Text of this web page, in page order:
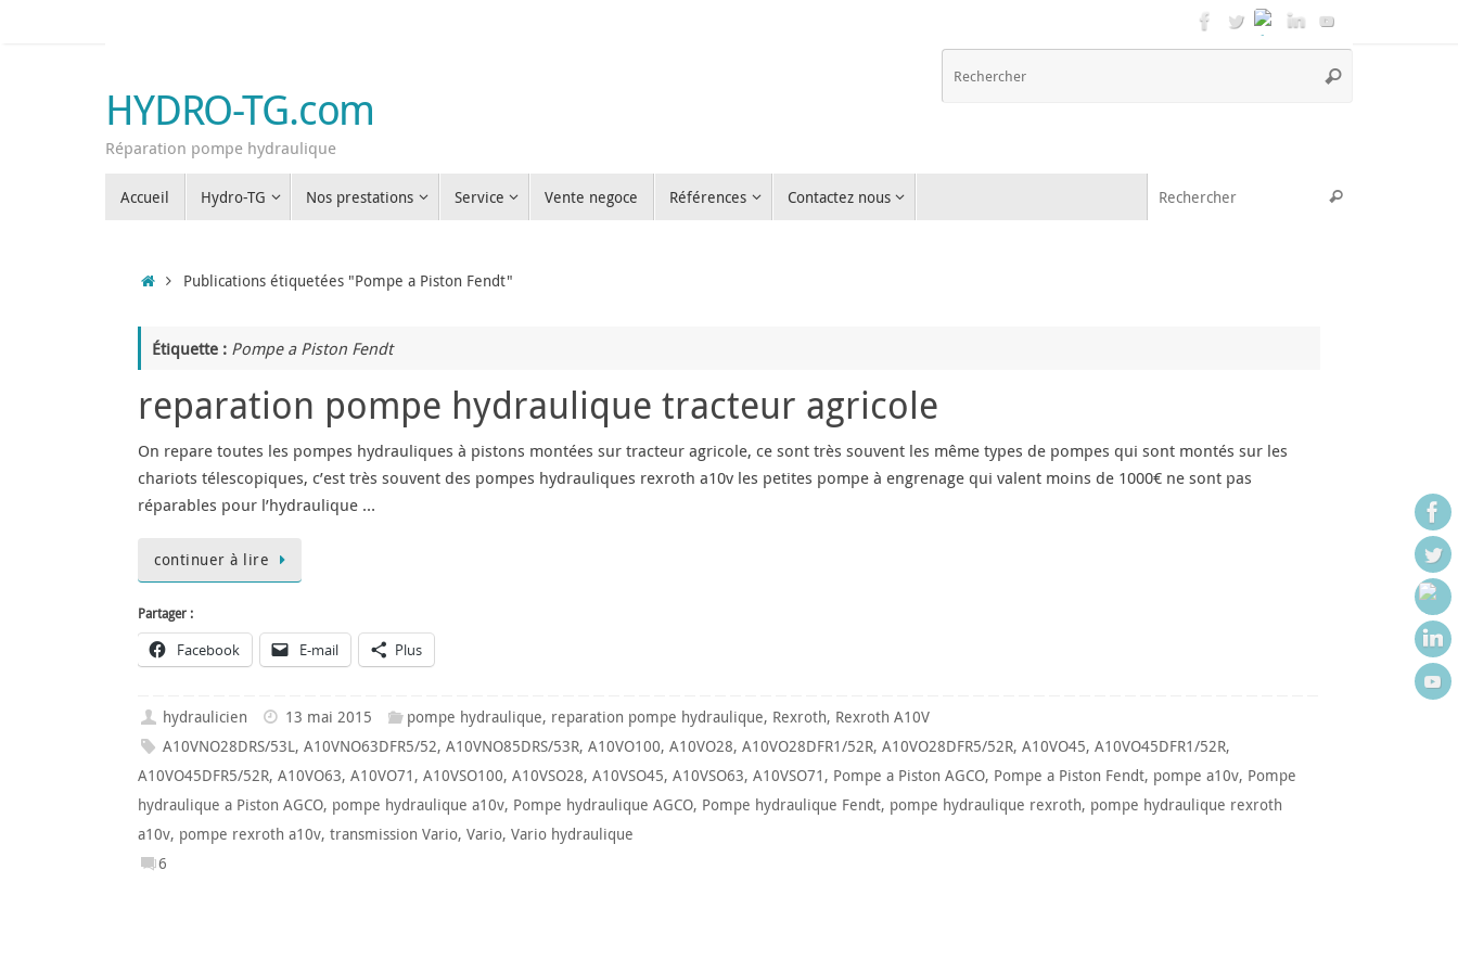
HYDRO-TG.com
Réparation pompe hydraulique
Rechercher
Accueil Hydro-TG Nos prestations Service Vente negoce Références Contactez nous Rechercher
AccueilPublications étiquetées "Pompe a Piston Fendt"
Étiquette : Pompe a Piston Fendt
reparation pompe hydraulique tracteur agricole
On repare toutes les pompes hydrauliques à pistons montées sur tracteur agricole, ce sont très souvent les même types de pompes qui sont montés sur les
chariots télescopiques, c’est très souvent des pompes hydrauliques rexroth a10v les petites pompe à engrenage qui valent moins de 1000€ ne sont pas
réparables pour l’hydraulique …
continuer à lire
Partager :
Facebook E-mail Plus
hydraulicien 13 mai 2015 pompe hydraulique, reparation pompe hydraulique, Rexroth, Rexroth A10V
A10VNO28DRS/53L,A10VNO63DFR5/52,A10VNO85DRS/53R,A10VO100,A10VO28,A10VO28DFR1/52R,A10VO28DFR5/52R,A10VO45,A10VO45DFR1/52R,
A10VO45DFR5/52R, A10VO63, A10VO71 , A10VSO100, A10VSO28, A10VSO45, A10VSO63, A10VSO71 , Pompe a Piston AGCO, Pompe a Piston Fendt, pompe a10v, Pompe
hydraulique a Piston AGCO, pompe hydraulique a10v, Pompe hydraulique AGCO, Pompe hydraulique Fendt, pompe hydraulique rexroth, pompe hydraulique rexroth
a10v, pompe rexroth a10v, transmission Vario, Vario, Vario hydraulique
6